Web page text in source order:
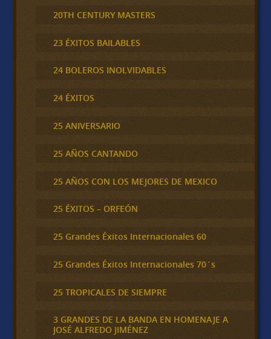
20TH CENTURY MASTERS
23 ÉXITOS BAILABLES
24 BOLEROS INOLVIDABLES
24 ÉXITOS
25 ANIVERSARIO
25 AÑOS CANTANDO
25 AÑOS CON LOS MEJORES DE MEXICO
25 ÉXITOS – ORFEÓN
25 Grandes Éxitos Internacionales 60
25 Grandes Éxitos Internacionales 70´s
25 TROPICALES DE SIEMPRE
3 GRANDES DE LA BANDA EN HOMENAJE A
JOSÉ ALFREDO JIMÉNEZ